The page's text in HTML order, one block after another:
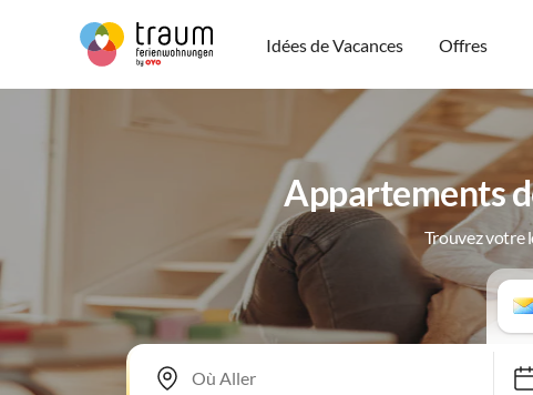
Idées de Vacances Offres
Appartements
Trouvez votre